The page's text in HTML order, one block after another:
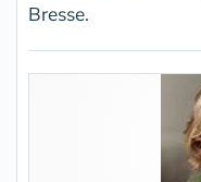
Bresse.